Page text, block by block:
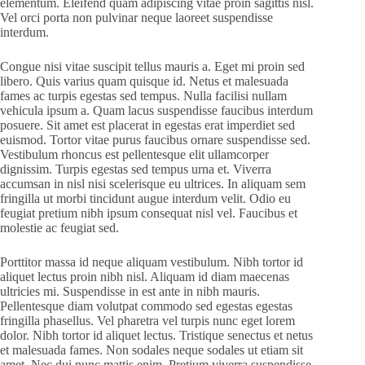
elementum. Eleifend quam adipiscing vitae proin sagittis nisl.
Vel orci porta non pulvinar neque laoreet suspendisse
interdum.
Congue nisi vitae suscipit tellus mauris a. Eget mi proin sed
libero. Quis varius quam quisque id. Netus et malesuada
fames ac turpis egestas sed tempus. Nulla facilisi nullam
vehicula ipsum a. Quam lacus suspendisse faucibus interdum
posuere. Sit amet est placerat in egestas erat imperdiet sed
euismod. Tortor vitae purus faucibus ornare suspendisse sed.
Vestibulum rhoncus est pellentesque elit ullamcorper
dignissim. Turpis egestas sed tempus urna et. Viverra
accumsan in nisl nisi scelerisque eu ultrices. In aliquam sem
fringilla ut morbi tincidunt augue interdum velit. Odio eu
feugiat pretium nibh ipsum consequat nisl vel. Faucibus et
molestie ac feugiat sed.
Porttitor massa id neque aliquam vestibulum. Nibh tortor id
aliquet lectus proin nibh nisl. Aliquam id diam maecenas
ultricies mi. Suspendisse in est ante in nibh mauris.
Pellentesque diam volutpat commodo sed egestas egestas
fringilla phasellus. Vel pharetra vel turpis nunc eget lorem
dolor. Nibh tortor id aliquet lectus. Tristique senectus et netus
et malesuada fames. Non sodales neque sodales ut etiam sit